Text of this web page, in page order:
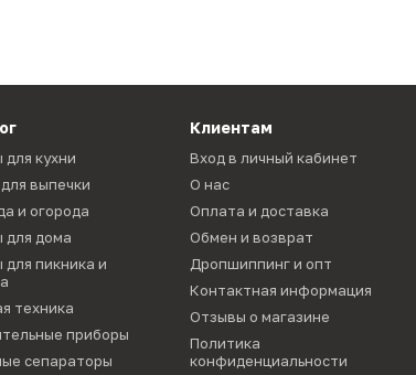
кухни
выпечки
и огорода
для дома
для пикника и
техника
приборы
сепараторы
Клиентам
Вход в личный кабинет
О нас
Оплата и доставка
Обмен и возврат
Дропшиппинг и опт
Контактная информация
Отзывы о магазине
Политика
конфиденциальности